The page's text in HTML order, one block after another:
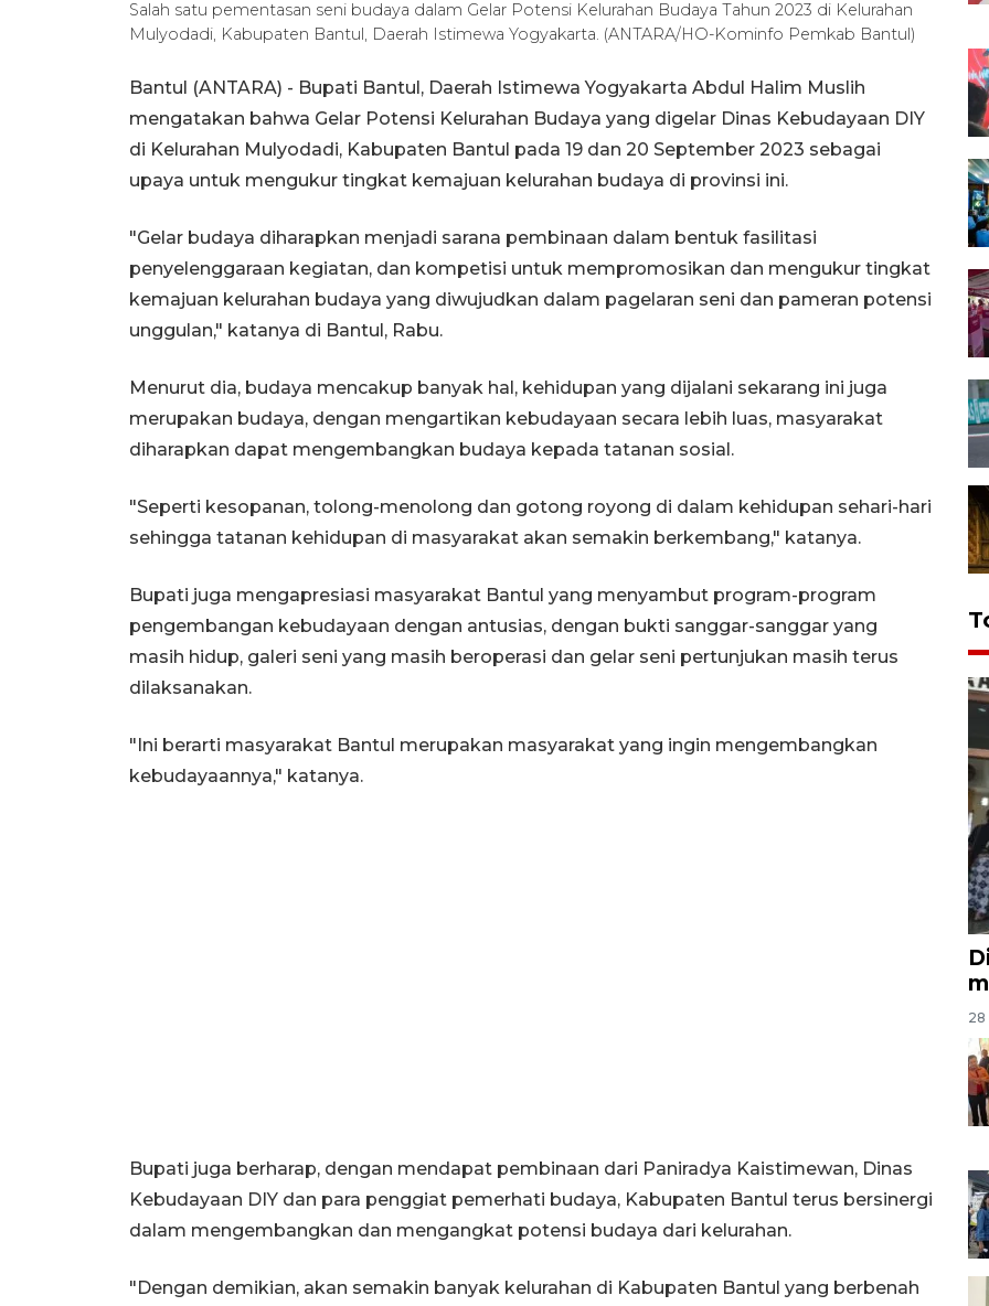
Salah satu pementasan seni budaya dalam Gelar Potensi Kelurahan Budaya Tahun 2023 di Kelurahan
Mulyodadi, Kabupaten Bantul, Daerah Istimewa Yogyakarta. (ANTARA/HO-Kominfo Pemkab Bantul)
Bantul (ANTARA) - Bupati Bantul, Daerah Istimewa Yogyakarta Abdul Halim Muslih
mengatakan bahwa Gelar Potensi Kelurahan Budaya yang digelar Dinas Kebudayaan DIY
di Kelurahan Mulyodadi, Kabupaten Bantul pada 19 dan 20 September 2023 sebagai
upaya untuk mengukur tingkat kemajuan kelurahan budaya di provinsi ini.
"Gelar budaya diharapkan menjadi sarana pembinaan dalam bentuk fasilitasi
penyelenggaraan kegiatan, dan kompetisi untuk mempromosikan dan mengukur tingkat
kemajuan kelurahan budaya yang diwujudkan dalam pagelaran seni dan pameran potensi
unggulan," katanya di Bantul, Rabu.
Menurut dia, budaya mencakup banyak hal, kehidupan yang dijalani sekarang ini juga
merupakan budaya, dengan mengartikan kebudayaan secara lebih luas, masyarakat
diharapkan dapat mengembangkan budaya kepada tatanan sosial.
"Seperti kesopanan, tolong-menolong dan gotong royong di dalam kehidupan sehari-hari
sehingga tatanan kehidupan di masyarakat akan semakin berkembang," katanya.
Bupati juga mengapresiasi masyarakat Bantul yang menyambut program-program
pengembangan kebudayaan dengan antusias, dengan bukti sanggar-sanggar yang
masih hidup, galeri seni yang masih beroperasi dan gelar seni pertunjukan masih terus
dilaksanakan.
"Ini berarti masyarakat Bantul merupakan masyarakat yang ingin mengembangkan
kebudayaannya," katanya.
Bupati juga berharap, dengan mendapat pembinaan dari Paniradya Kaistimewan, Dinas
Kebudayaan DIY dan para penggiat pemerhati budaya, Kabupaten Bantul terus bersinergi
dalam mengembangkan dan mengangkat potensi budaya dari kelurahan.
"Dengan demikian, akan semakin banyak kelurahan di Kabupaten Bantul yang berbenah
28